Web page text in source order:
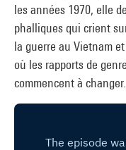
les années 1970, elle
phalliques qui crient
la guerre au Vietnam
où les rapports de
commencent à changer.